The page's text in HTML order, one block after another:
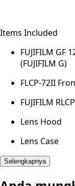
Items Included
FUJIFILM GF
(FUJIFILM G)
FLCP-72II
FUJIFILM
Lens Hood
Lens Case
Selengkapnya